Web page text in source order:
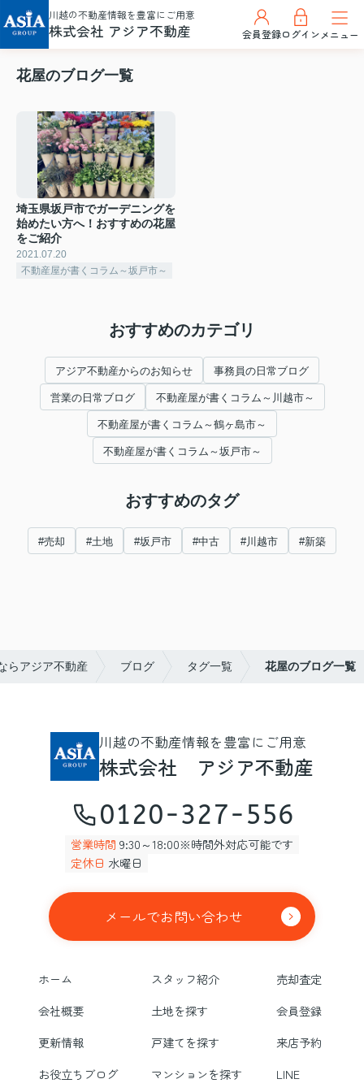
川越の不動産情報を豊富にご用意
株式会社 アジア不動産 会員登録ログインメニュー
花屋のブログ一覧
埼玉県坂戸市でガーデニングを
始めたい方へ！おすすめの花屋
をご紹介
2021.07.20
不動産屋が書くコラム～坂戸市～
おすすめのカテゴリ
アジア不動産からのお知らせ 事務員の日常ブログ
営業の日常ブログ 不動産屋が書くコラム～川越市～
不動産屋が書くコラム～鶴ヶ島市～
不動産屋が書くコラム～坂戸市～
おすすめのタグ
#売却 #土地 #坂戸市 #中古 #川越市 #新築
らアジア不動産 ブログ タグ一覧 花屋のブログ一覧
川越の不動産情報を豊富にご用意
株式会社 アジア不動産
0120-327-556
営業時間 9:30～18:00※時間外対応可能です
定休日 水曜日
メールでお問い合わせ
ホーム スタッフ紹介
売却査定
会社概要
土地を探す
会員登録
更新情報
戸建てを探す
来店予約
お役立ちブログ
マンションを探す LINE